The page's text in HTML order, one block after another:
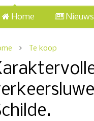
Home Nieuws
Te koop